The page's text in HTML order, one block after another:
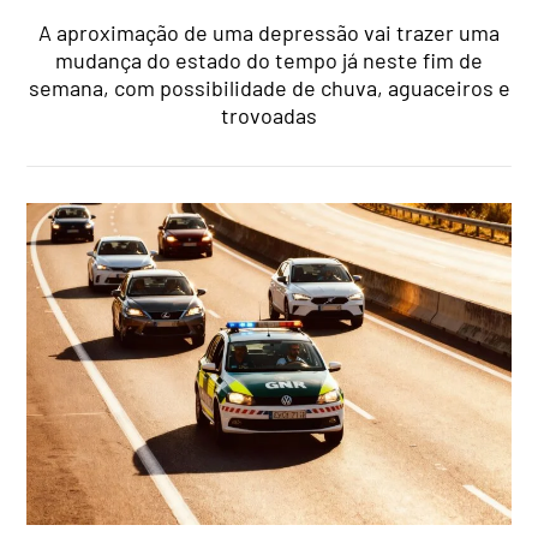
A aproximação de uma depressão vai trazer uma
mudança do estado do tempo já neste fim de
semana, com possibilidade de chuva, aguaceiros e
trovoadas